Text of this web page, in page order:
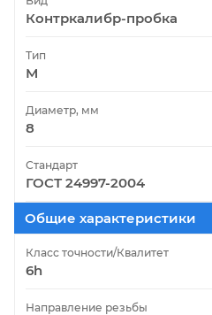
Контркалибр-пробка
Тип
М
Диаметр, мм
8
Стандарт
ГОСТ 24997-2004
Общие характеристики
Класс точности/Квалитет
6h
Направление резьбы